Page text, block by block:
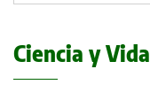
Ciencia y Vida